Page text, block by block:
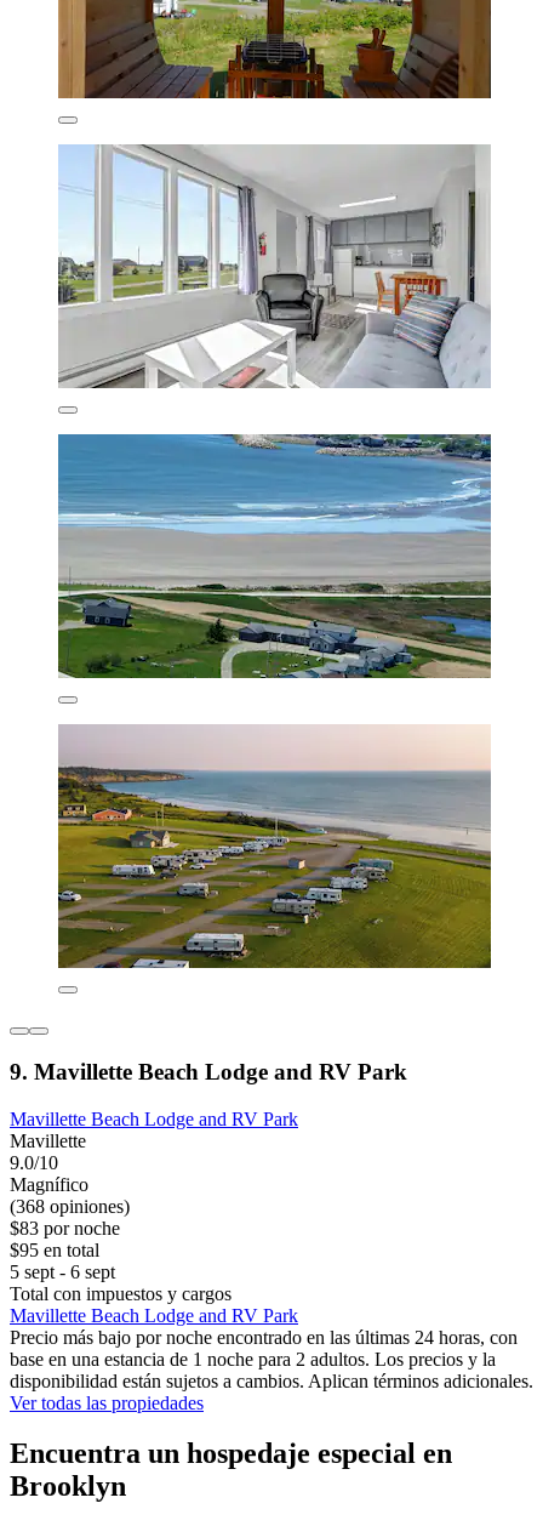
9. Mavillette Beach Lodge and RV Park
Mavillette Beach Lodge and RV Park
Mavillette
9.0/10
Magnífico
(368 opiniones)
$83 por noche
$95 en total
5 sept - 6 sept
Total con impuestos y cargos
Mavillette Beach Lodge and RV Park
Precio más bajo por noche encontrado en las últimas 24 horas, con
base en una estancia de 1 noche para 2 adultos. Los precios y la
disponibilidad están sujetos a cambios. Aplican términos adicionales.
Ver todas las propiedades
Encuentra un hospedaje especial en
Brooklyn